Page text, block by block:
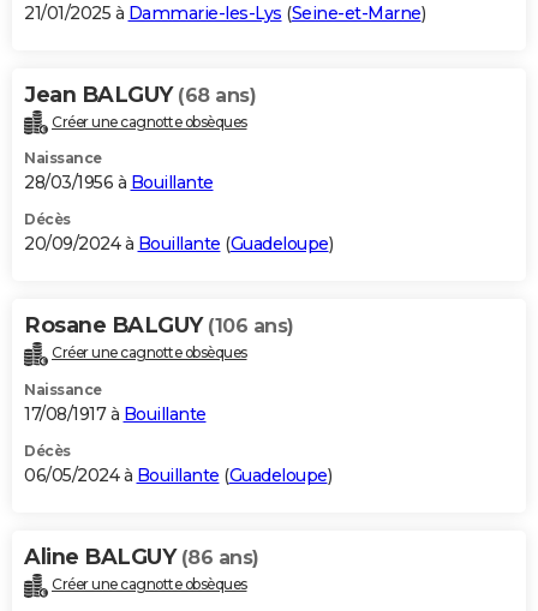
21/01/2025 à Dammarie-les-Lys (Seine-et-Marne)
Jean BALGUY (68 ans)
Créer une cagnotte obsèques
Naissance
28/03/1956 à Bouillante
Décès
20/09/2024 à Bouillante (Guadeloupe)
Rosane BALGUY (106 ans)
Créer une cagnotte obsèques
Naissance
17/08/1917 à Bouillante
Décès
06/05/2024 à Bouillante (Guadeloupe)
Aline BALGUY (86 ans)
Créer une cagnotte obsèques